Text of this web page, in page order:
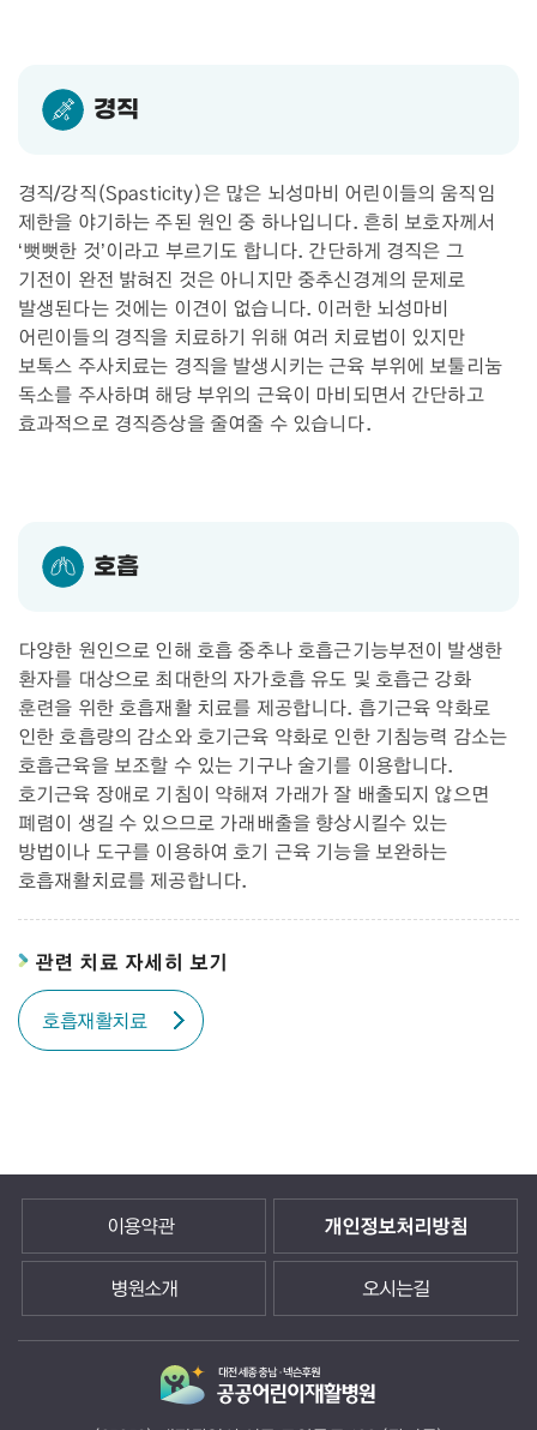
경직
경직/강직(Spasticity)은 많은 뇌성마비 어린이들의 움직임
제한을 야기하는 주된 원인 중 하나입니다. 흔히 보호자께서
‘뻣뻣한 것’이라고 부르기도 합니다. 간단하게 경직은 그
기전이 완전 밝혀진 것은 아니지만 중추신경계의 문제로
발생된다는 것에는 이견이 없습니다. 이러한 뇌성마비
어린이들의 경직을 치료하기 위해 여러 치료법이 있지만
보톡스 주사치료는 경직을 발생시키는 근육 부위에 보툴리눔
독소를 주사하며 해당 부위의 근육이 마비되면서 간단하고
효과적으로 경직증상을 줄여줄 수 있습니다.
호흡
다양한 원인으로 인해 호흡 중추나 호흡근기능부전이 발생한
환자를 대상으로 최대한의 자가호흡 유도 및 호흡근 강화
훈련을 위한 호흡재활 치료를 제공합니다. 흡기근육 약화로
인한 호흡량의 감소와 호기근육 약화로 인한 기침능력 감소는
호흡근육을 보조할 수 있는 기구나 술기를 이용합니다.
호기근육 장애로 기침이 약해져 가래가 잘 배출되지 않으면
폐렴이 생길 수 있으므로 가래배출을 향상시킬수 있는
방법이나 도구를 이용하여 호기 근육 기능을 보완하는
호흡재활치료를 제공합니다.
관련 치료 자세히 보기
호흡재활치료
이용약관 개인정보처리방침
병원소개 오시는길